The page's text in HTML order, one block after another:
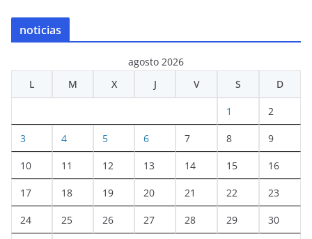
noticias
agosto 2026
L
M X J V S D
1 2
3 4 5 6 7 8 9
10 11 12 13 14 15 16
17 18 19 20 21 22 23
24 25 26 27 28 29 30